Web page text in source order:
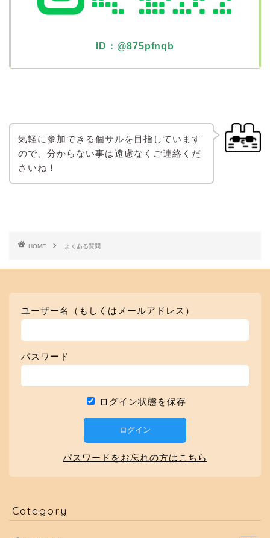
ID：@875pfnqb
気軽に参加できる個サルを目指しています
ので、分からない事は遠慮なくご連絡くだ
さいね！
HOME よくある質問
ユーザー名（もしくはメールアドレス）
パスワード
ログイン状態を保存
パスワードをお忘れの方はこちら
Category